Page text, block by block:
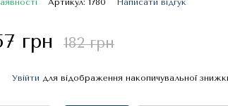
Артикул: 1780 Написати відгук
грн 182 грн
Увійти для відображення накопичувальної